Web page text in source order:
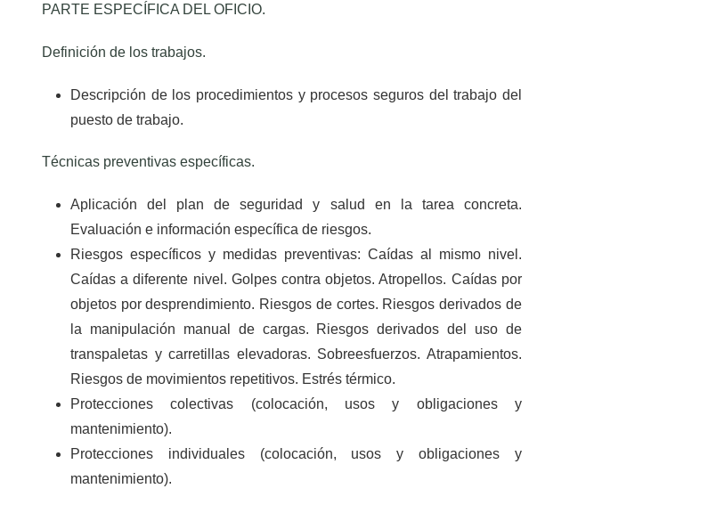
PARTE ESPECÍFICA DEL OFICIO.
Definición de los trabajos.
Descripción de los procedimientos y procesos seguros del trabajo del
puesto de trabajo.
Técnicas preventivas específicas.
Aplicación del plan de seguridad y salud en la tarea concreta.
Evaluación e información específica de riesgos.
Riesgos específicos y medidas preventivas: Caídas al mismo nivel.
Caídas a diferente nivel. Golpes contra objetos. Atropellos. Caídas por
objetos por desprendimiento. Riesgos de cortes. Riesgos derivados de
la manipulación manual de cargas. Riesgos derivados del uso de
transpaletas y carretillas elevadoras. Sobreesfuerzos. Atrapamientos.
Riesgos de movimientos repetitivos. Estrés térmico.
Protecciones colectivas (colocación, usos y obligaciones y
mantenimiento).
Protecciones individuales (colocación, usos y obligaciones y
mantenimiento).